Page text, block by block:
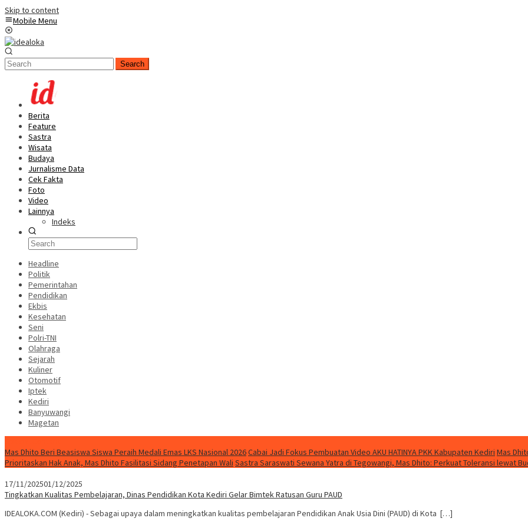
Skip to content
Mobile Menu
Search
Berita
Feature
Sastra
Wisata
Budaya
Jurnalisme Data
Cek Fakta
Foto
Video
Lainnya
Indeks
Headline
Politik
Pemerintahan
Pendidikan
Ekbis
Kesehatan
Seni
Polri-TNI
Olahraga
Sejarah
Kuliner
Otomotif
Iptek
Kediri
Banyuwangi
Magetan
Mas Dhito Beri Beasiswa Siswa Peraih Medali Emas LKS Nasional 2026Cabai Jadi Fokus Pembuatan Video AKU HATINYA PKK Kabupaten Kediri Mas
Prioritaskan Hak Anak, Mas Dhito Fasilitasi Sidang Penetapan Wali Sastra Saraswati Sewana Yatra di Tegowangi, Mas Dhito: Perkuat Toleransi lewat
17/11/202501/12/2025
Tingkatkan Kualitas Pembelajaran, Dinas Pendidikan Kota Kediri Gelar Bimtek Ratusan Guru PAUD
IDEALOKA.COM (Kediri) - Sebagai upaya dalam meningkatkan kualitas pembelajaran Pendidikan Anak Usia Dini (PAUD) di Kota […]